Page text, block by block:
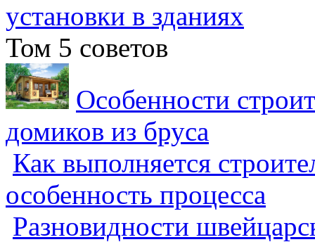
установки в зданиях
Том 5 советов
Особенности
домиков из бруса
Как выполняется
особенность процесса
Разновидности